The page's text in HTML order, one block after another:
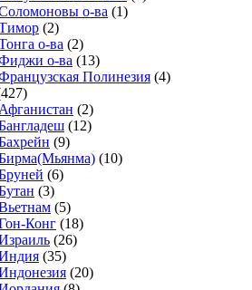
о-ва (1)
(2)
о-ва (2)
о-ва (13)
Полинезия (4)
Афганистан (2)
(12)
(9)
(10)
(6)
(3)
(5)
Конг (18)
(26)
(35)
(20)